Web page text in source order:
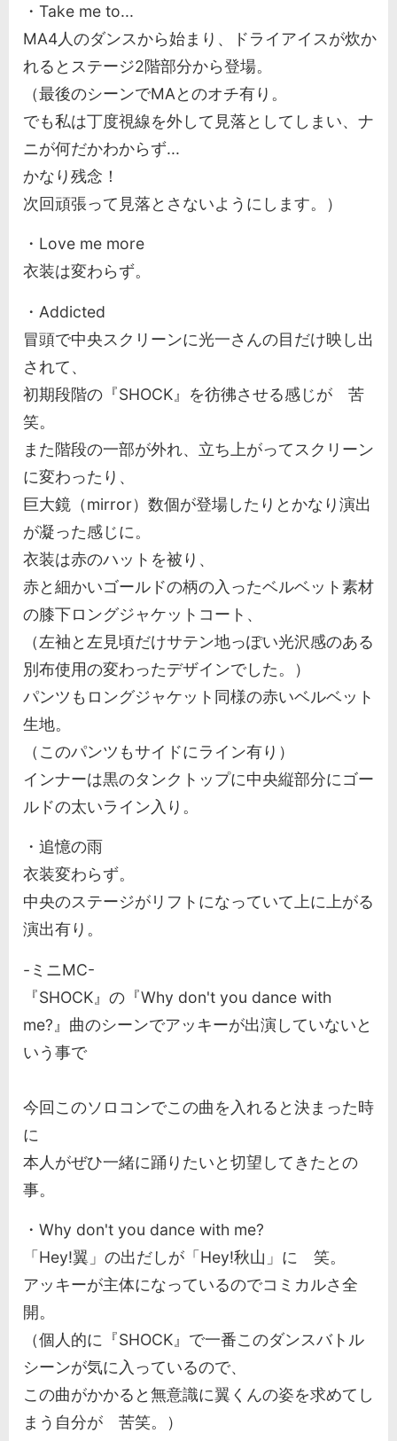
・Take me to...
MA4人のダンスから始まり、ドライアイスが炊か
れるとステージ2階部分から登場。
（最後のシーンでMAとのオチ有り。
でも私は丁度視線を外して見落としてしまい、ナ
ニが何だかわからず...
かなり残念！
次回頑張って見落とさないようにします。）
・Love me more
衣装は変わらず。
・Addicted
冒頭で中央スクリーンに光一さんの目だけ映し出
されて、
初期段階の『SHOCK』を彷彿させる感じが 苦
笑。
また階段の一部が外れ、立ち上がってスクリーン
に変わったり、
巨大鏡（mirror）数個が登場したりとかなり演出
が凝った感じに。
衣装は赤のハットを被り、
赤と細かいゴールドの柄の入ったベルベット素材
の膝下ロングジャケットコート、
（左袖と左見頃だけサテン地っぽい光沢感のある
別布使用の変わったデザインでした。）
パンツもロングジャケット同様の赤いベルベット
生地。
（このパンツもサイドにライン有り）
インナーは黒のタンクトップに中央縦部分にゴー
ルドの太いライン入り。
・追憶の雨
衣装変わらず。
中央のステージがリフトになっていて上に上がる
演出有り。
-ミニMC-
『SHOCK』の『Why don't you dance with
me?』曲のシーンでアッキーが出演していないと
いう事で
今回このソロコンでこの曲を入れると決まった時
に
本人がぜひ一緒に踊りたいと切望してきたとの
事。
・Why don't you dance with me?
「Hey!翼」の出だしが「Hey!秋山」に 笑。
アッキーが主体になっているのでコミカルさ全
開。
（個人的に『SHOCK』で一番このダンスバトル
シーンが気に入っているので、
この曲がかかると無意識に翼くんの姿を求めてし
まう自分が 苦笑。）